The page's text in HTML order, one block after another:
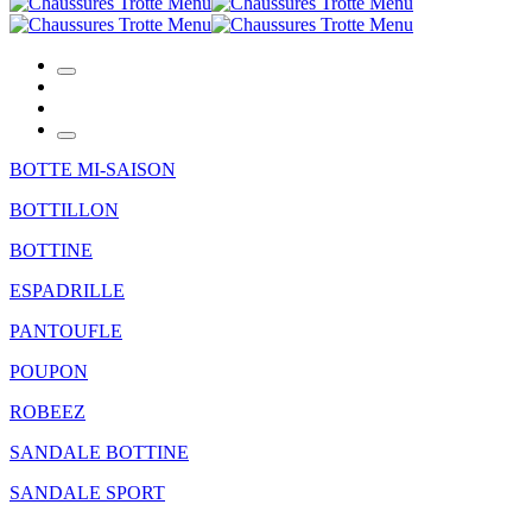
BOTTE MI-SAISON
BOTTILLON
BOTTINE
ESPADRILLE
PANTOUFLE
POUPON
ROBEEZ
SANDALE BOTTINE
SANDALE SPORT